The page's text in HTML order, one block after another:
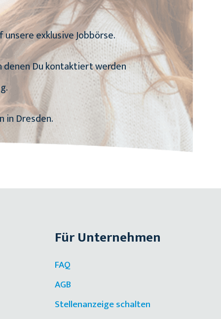
exklusive Jobbörse.
denen Du kontaktiert werden
in Dresden.
Für Unternehmen
FAQ
AGB
Stellenanzeige schalten